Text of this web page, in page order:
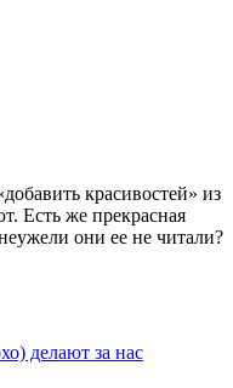
красивостей» из
Есть же прекрасная
они ее не читали?
делают за нас